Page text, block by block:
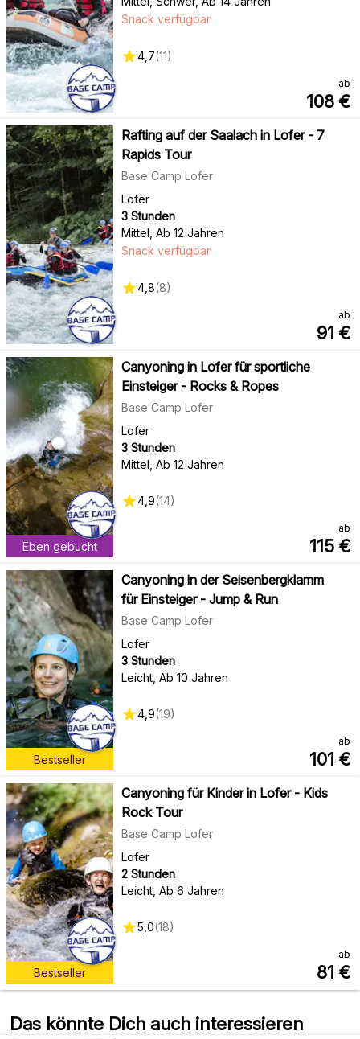
Snack verfügbar
4,7(11)
ab
108 €
Rafting auf der Saalach in Lofer - 7
Rapids Tour
Base Camp Lofer
Lofer
3 Stunden
Mittel Ab 12 Jahren
Snack verfügbar
4,8(8)
ab
91 €
Eben gebucht
Canyoning in Lofer für sportliche
Einsteiger - Rocks & Ropes
Base Camp Lofer
Lofer
3 Stunden
Mittel Ab 12 Jahren
4,9(14)
ab
115 €
Bestseller
Canyoning in der Seisenbergklamm
für Einsteiger - Jump & Run
Base Camp Lofer
Lofer
3 Stunden
Leicht, Ab 10 Jahren
4,9(19)
ab
101 €
Bestseller
Canyoning für Kinder in Lofer - Kids
Rock Tour
Base Camp Lofer
Lofer
2 Stunden
Leicht, Ab 6 Jahren
5,0(18)
ab
81 €
Das könnte Dich auch interessieren